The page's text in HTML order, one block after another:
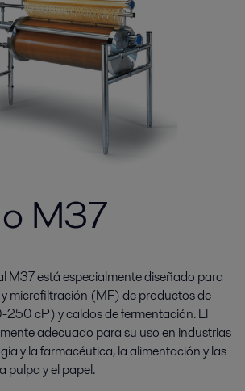
M37
M37 está especialmente diseñado para
microfiltración (MF) de productos de
cP) y caldos de fermentación. El
adecuado para su uso en industrias
y la farmacéutica, la alimentación y las
pulpa y el papel.